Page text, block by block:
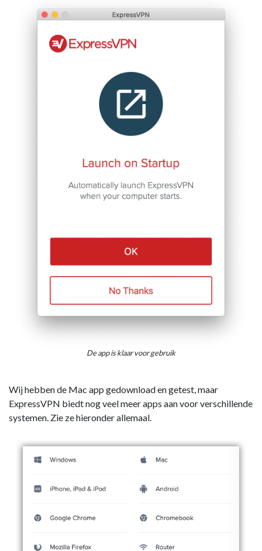
De app is klaar voor gebruik
Wij hebben de Mac app gedownload en getest, maar
ExpressVPN biedt nog veel meer apps aan voor verschillende
systemen. Zie ze hieronder allemaal.